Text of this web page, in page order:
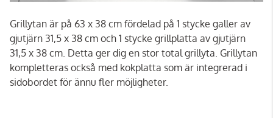
Grillytan är på 63 x 38 cm fördelad på 1 stycke galler av
gjutjärn 31,5 x 38 cm och 1 stycke grillplatta av gjutjärn
31,5 x 38 cm. Detta ger dig en stor total grillyta. Grillytan
kompletteras också med kokplatta som är integrerad i
sidobordet för ännu fler möjligheter.